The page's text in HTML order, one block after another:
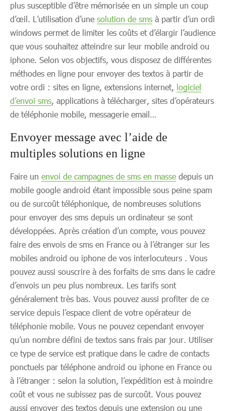
plus susceptible d’être mémorisée en un simple un coup
d’œil. L’utilisation d’une solution de sms à partir d’un ordi
windows permet de limiter les coûts et d’élargir l’audience
que vous souhaitez atteindre sur leur mobile android ou
iphone. Selon vos objectifs, vous disposez de différentes
méthodes en ligne pour envoyer des textos à partir de
votre ordi : sites en ligne, extensions internet, logiciel
d’envoi sms, applications à télécharger, sites d’opérateurs
de téléphonie mobile, messagerie email…
Envoyer message avec l’aide de
multiples solutions en ligne
Faire un envoi de campagnes de sms en masse depuis un
mobile google android étant impossible sous peine spam
ou de surcoût téléphonique, de nombreuses solutions
pour envoyer des sms depuis un ordinateur se sont
développées. Après création d’un compte, vous pouvez
faire des envois de sms en France ou à l’étranger sur les
mobiles android ou iphone de vos interlocuteurs . Vous
pouvez aussi souscrire à des forfaits de sms dans le cadre
d’envois un peu plus nombreux. Les tarifs sont
généralement très bas. Vous pouvez aussi profiter de ce
service depuis l’espace client de votre opérateur de
téléphonie mobile. Vous ne pouvez cependant envoyer
qu’un nombre défini de textos sans frais par jour. Utiliser
ce type de service est pratique dans le cadre de contacts
ponctuels par téléphone android ou iphone en France ou
à l’étranger : selon la solution, l’expédition est à moindre
coût et vous ne subissez pas de surcoût. Vous pouvez
aussi envoyer des textos depuis une extension ou une